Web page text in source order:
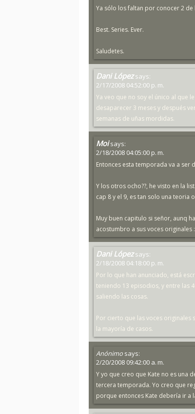
Ya sólo los faltan por conocer 2 de
Best. Series. Ever.
Saludetes.
Dani López says:
2/17/2008 04:52:00 p. m.
Ya veo que no soy el único al que
desaparecer 3 meses y después
semanas de uñas mordidas.
Moi says:
2/18/2008 04:05:00 p. m.
Entonces esta temporada va a ser
Y los otros ocho??, he visto en la
cap 8 y el 9, es tan solo una teoria
Muy buen capitulo si señor, aunq
acostumbro a sus voces originales
Dani López says:
2/18/2008 04:18:00 p. m.
Por lo que han anunciado, está
teniendo 13 episodios, y entre las
saliendo las cosas.
Por cierto que las voces originales
la mayoría de casos.
Anónimo says:
2/20/2008 09:42:00 a. m.
Y yo que creo que Kate no es una
tercera temporada. Yo creo que
porque entonces Kate debería ir a